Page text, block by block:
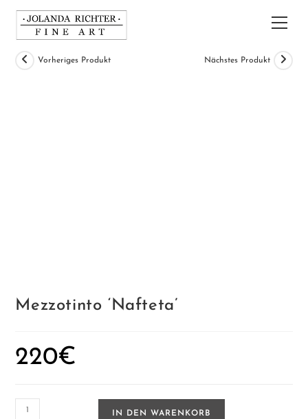
Inhalt
springen
Vorheriges Produkt Nächstes Produkt
Mezzotinto ‘Nafteta’
220€
IN DEN WARENKORB